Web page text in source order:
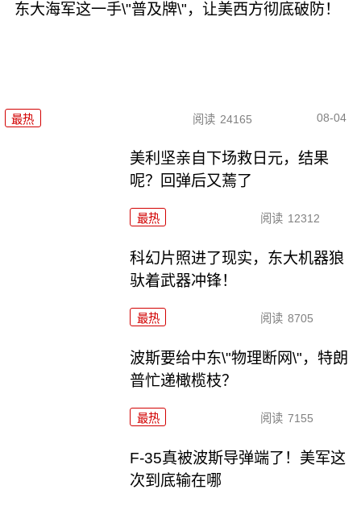
东大海军这一手\"普及牌\"，让美西方彻底破防！
最热 阅读 24165 08-04
美利坚亲自下场救日元，结果
呢？回弹后又蔫了
最热 阅读 12312
科幻片照进了现实，东大机器狼
驮着武器冲锋！
最热 阅读 8705
波斯要给中东\"物理断网\"，特朗
普忙递橄榄枝？
最热 阅读 7155
F-35真被波斯导弹端了！美军这
次到底输在哪